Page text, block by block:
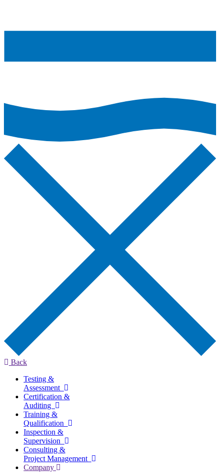
Back
Testing &
Assessment
Certification &
Auditing
Training &
Qualification
Inspection &
Supervision
Consulting &
Project Management
Company